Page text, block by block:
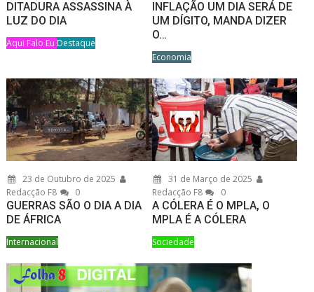
DITADURA ASSASSINA À
LUZ DO DIA
Aqui Falo Eu Destaque
INFLAÇÃO UM DIA SERÁ DE
UM DÍGITO, MANDA DIZER
O…
Economia
23 de Outubro de 2025
Redacção F8
0
GUERRAS SÃO O DIA A DIA
DE ÁFRICA
Internacional
31 de Março de 2025
Redacção F8
0
A CÓLERA É O MPLA, O
MPLA É A CÓLERA
Sociedade